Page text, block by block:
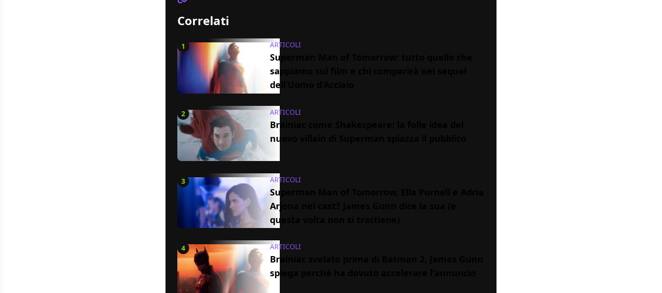
Correlati
1 ARTICOLI
Superman Man of Tomorrow: tutto quello che
sappiamo sul film e chi comparirà nel sequel
dell’Uomo d’Acciaio
2 ARTICOLI
Brainiac come Shakespeare: la folle idea del
nuovo villain di Superman spiazza il pubblico
3 ARTICOLI
Superman Man of Tomorrow, Ella Purnell e Adria
Arjona nel cast? James Gunn dice la sua (e
questa volta non si trattiene)
4 ARTICOLI
Brainiac svelato prima di Batman 2, James Gunn
spiega perché ha dovuto accelerare l'annuncio